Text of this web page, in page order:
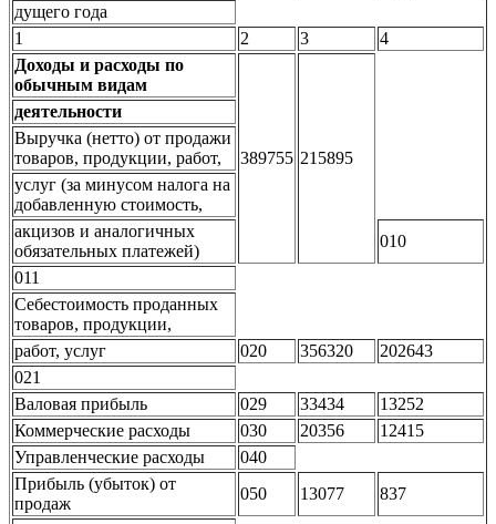
дущего года
1
2 3
4
Доходы и расходы по
обычным видам
389755 215895
деятельности
Выручка (нетто) от продажи
товаров, продукции, работ,
услуг (за минусом налога на
добавленную стоимость,
акцизов и аналогичных
обязательных платежей)
010
011
Себестоимость проданных
товаров, продукции,
работ, услуг
020 356320
202643
021
Валовая прибыль
029 33434
13252
Коммерческие расходы
030 20356
12415
Управленческие расходы
040
Прибыль (убыток) от
продаж
050 13077
837